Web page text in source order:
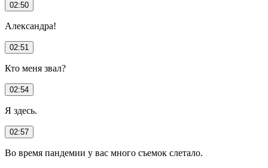
02:50
Александра!
02:51
Кто меня звал?
02:54
Я здесь.
02:57
Во время пандемии у вас много съемок слетало.